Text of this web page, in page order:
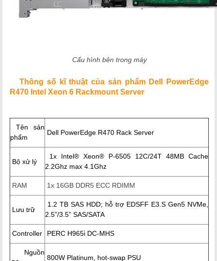
Cấu hình bên trong máy
Thông số kĩ thuật của sản phẩm Dell PowerEdge
R470 Intel Xeon 6 Rackmount Server
Tên sản
phẩm
Dell PowerEdge R470 Rack Server
Bộ xử lý
1x Intel® Xeon® P-6505 12C/24T 48MB Cache
2.2Ghz max 4.1Ghz
RAM 1x 16GB DDR5 ECC RDIMM
Lưu trữ
1.2 TB SAS HDD; hỗ trợ EDSFF E3.S Gen5 NVMe,
2.5”/3.5” SAS/SATA
Controller PERC H965i DC-MHS
Nguồn
800W Platinum, hot-swap PSU